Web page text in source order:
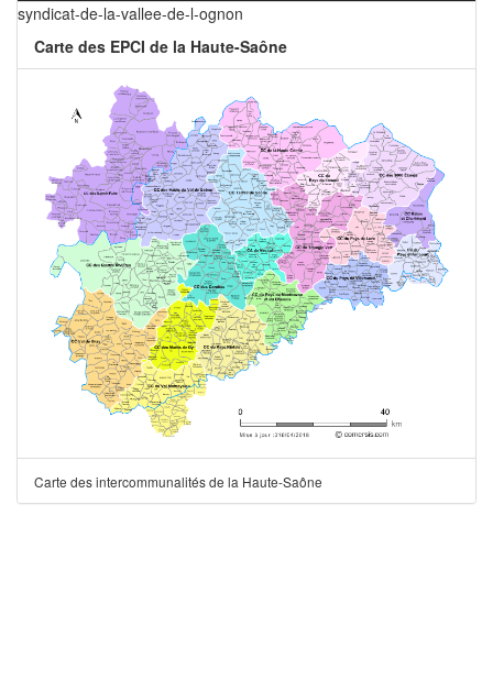
syndicat-de-la-vallee-de-l-ognon
Carte des EPCI de la Haute-Saône
Carte des intercommunalités de la Haute-Saône